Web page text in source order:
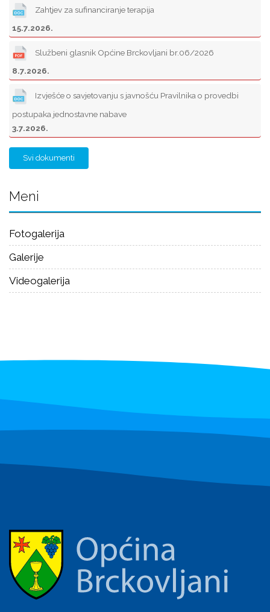
Zahtjev za sufinanciranje terapija
15.7.2026.
Službeni glasnik Općine Brckovljani br.06/2026
8.7.2026.
Izvješće o savjetovanju s javnošću Pravilnika o provedbi
postupaka jednostavne nabave
3.7.2026.
Svi dokumenti
Meni
Fotogalerija
Galerije
Videogalerija